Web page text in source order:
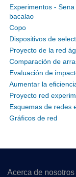
Experimentos -
bacalao
Copo
Dispositivos de
Proyecto de la red
Comparación de
Evaluación de
Aumentar la
Proyecto red
Esquemas de redes
Gráficos de red
Acerca de nosotros